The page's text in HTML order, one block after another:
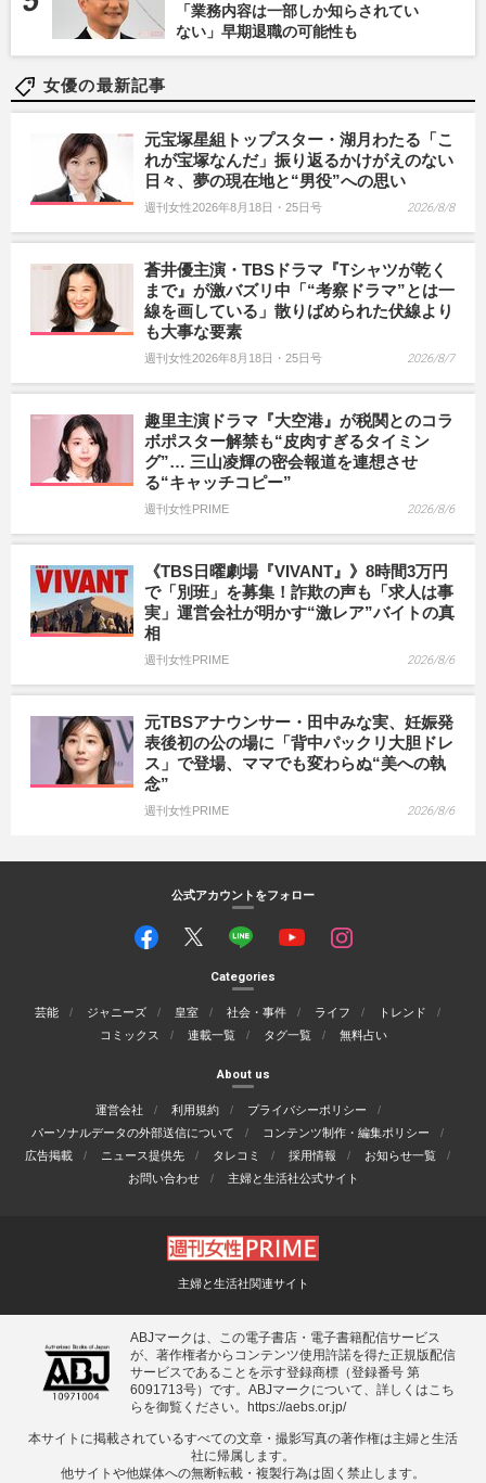
「業務内容は一部しか知らされてい
ない」早期退職の可能性も
女優の最新記事
元宝塚星組トップスター・湖月わたる「こ
れが宝塚なんだ」振り返るかけがえのない
日々、夢の現在地と“男役”への思い
週刊女性2026年8月18日・25日号 2026/8/8
蒼井優主演・TBSドラマ『Tシャツが乾く
まで』が激バズリ中「“考察ドラマ”とは一
線を画している」散りばめられた伏線より
も大事な要素
週刊女性2026年8月18日・25日号 2026/8/7
趣里主演ドラマ『大空港』が税関とのコラ
ボポスター解禁も“皮肉すぎるタイミン
グ”… 三山凌輝の密会報道を連想させ
る“キャッチコピー”
週刊女性PRIME 2026/8/6
《TBS日曜劇場『VIVANT』》8時間3万円
で「別班」を募集！詐欺の声も「求人は事
実」運営会社が明かす“激レア”バイトの真
相
週刊女性PRIME 2026/8/6
元TBSアナウンサー・田中みな実、妊娠発
表後初の公の場に「背中パックリ大胆ドレ
ス」で登場、ママでも変わらぬ“美への執
念”
週刊女性PRIME 2026/8/6
公式アカウントをフォロー
Categories
芸能 ジャニーズ 皇室 社会・事件 ライフ
トレンド
コミックス
連載一覧 タグ一覧 無料占い
About us
運営会社 利用規約
プライバシーポリシー
パーソナルデータの外部送信について
コンテンツ制作・編集ポリシー
広告掲載
ニュース提供先 タレコミ 採用情報
お知らせ一覧
お問い合わせ
主婦と生活社公式サイト
主婦と生活社関連サイト
ABJマークは、この電子書店・電子書籍配信サービス
が、著作権者からコンテンツ使用許諾を得た正規版配信
サービスであることを示す登録商標（登録番号 第
6091713号）です。ABJマークについて、詳しくはこち
らを御覧ください。
https://aebs.or.jp/
本サイトに掲載されているすべての⽂章・撮影写真の著作権は主婦と⽣活
社に帰属します。
他サイトや他媒体への無断転載・複製⾏為は固く禁⽌します。